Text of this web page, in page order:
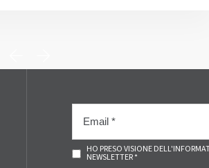
HO PRESO VISIONE
NEWSLETTER *